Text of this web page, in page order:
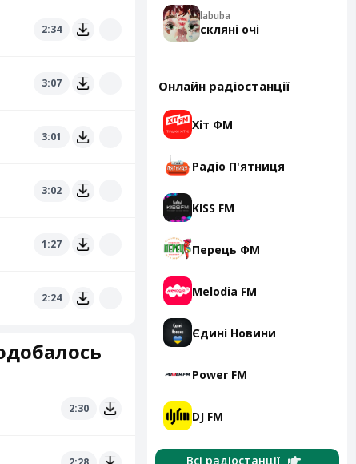
2:34
3:07
3:01
3:02
1:27
2:24
2:30
labuba
скляні очі
Онлайн радіостанції
Хіт ФМ
Радіо П'ятниця
KISS FM
Перець ФМ
Melodia FM
Єдині Новини
Power FM
DJ FM
Всі радіостанції